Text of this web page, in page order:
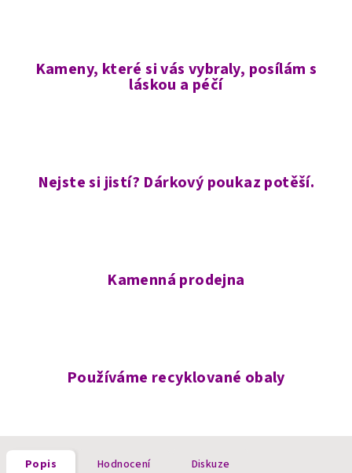
Kameny, které si vás vybraly, posílám s
láskou a péčí
Nejste si jistí? Dárkový poukaz potěší.
Kamenná prodejna
Používáme recyklované obaly
Popis Hodnocení Diskuze